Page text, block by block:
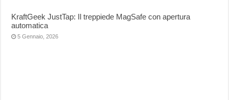
KraftGeek JustTap: Il treppiede MagSafe con apertura
automatica
5 Gennaio, 2026